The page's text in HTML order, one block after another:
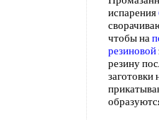
испарения
чтобы на
резиновой
резину